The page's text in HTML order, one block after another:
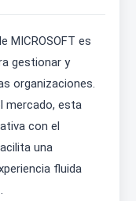
MICROSOFT es
gestionar y
organizaciones.
mercado, esta
con el
una
fluida